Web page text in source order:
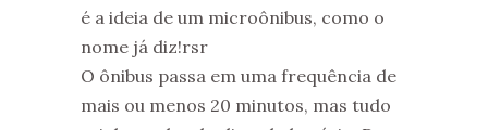
é a ideia de um microônibus, como o
nome já diz!rsr
O ônibus passa em uma frequência de
mais ou menos 20 minutos, mas tudo